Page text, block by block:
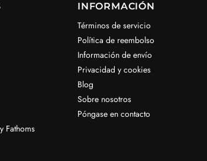
Fathoms
INFORMACIÓN
Términos de servicio
Política de reembolso
Información de envío
Privacidad y cookies
Blog
Sobre nosotros
Póngase en contacto